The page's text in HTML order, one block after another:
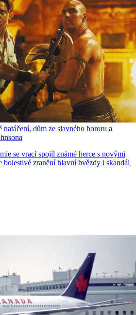
dům ze slavného hororu a
se vrací spojil známé herce s novými
zranění hlavní hvězdy i skandál